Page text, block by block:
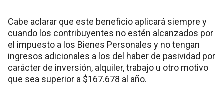
Cabe aclarar que este beneficio aplicará siempre y
cuando los contribuyentes no estén alcanzados por
el impuesto a los Bienes Personales y no tengan
ingresos adicionales a los del haber de pasividad por
carácter de inversión, alquiler, trabajo u otro motivo
que sea superior a $167.678 al año.